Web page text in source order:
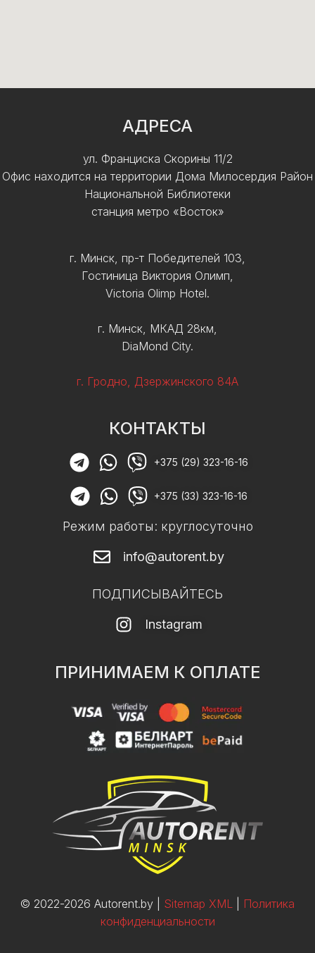
АДРЕСА
ул. Франциска Скорины 11/2
Офис находится на территории Дома Милосердия Район
Национальной Библиотеки
станция метро «Восток»
г. Минск, пр-т Победителей 103,
Гостиница Виктория Олимп,
Victoria Olimp Hotel.
г. Минск, МКАД 28км,
DiaMond City.
г. Гродно, Дзержинского 84А
КОНТАКТЫ
+375 (29) 323-16-16
+375 (33) 323-16-16
Режим работы: круглосуточно
info@autorent.by
ПОДПИСЫВАЙТЕСЬ
Instagram
ПРИНИМАЕМ К ОПЛАТЕ
© 2022-2026 Autorent.by | Sitemap XML
Политика
конфиденциальности